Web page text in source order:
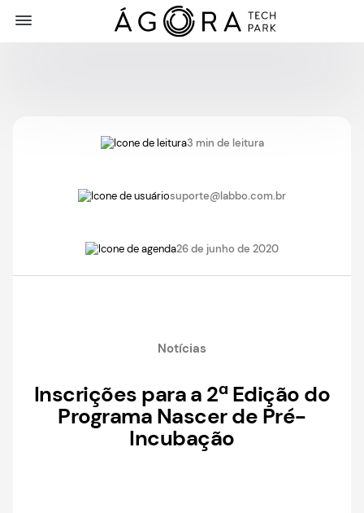
3 min de leitura
suporte@labbo.com.br
26 de junho de 2020
Notícias
Inscrições para a 2ª Edição do
Programa Nascer de Pré-
Incubação